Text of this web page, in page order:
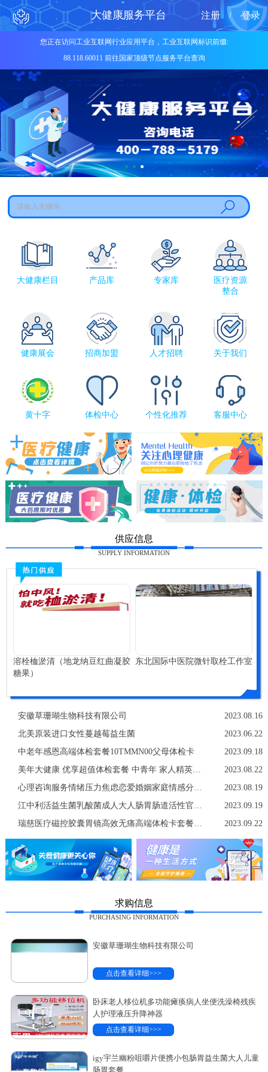
大健康服务平台 注册 / 登录
您正在访问工业互联网行业应用平台，工业互联网标识前缀:
88.118.60011 前往国家顶级节点服务平台查询
大健康栏目 产品库 专家库
医疗资源
整合
健康展会 招商加盟 人才招聘 关于我们
黄十字 体检中心 个性化推荐 客服中心
供应信息
SUPPLY INFORMATION
溶栓桖淤清（地龙纳豆红曲凝胶
糖果）
东北国际中医院微针取栓工作室
安徽草珊瑚生物科技有限公司
2023.08.16
北美原装进口女性蔓越莓益生菌
2023.06.22
中老年感恩高端体检套餐10TMMN00父母体检卡
2023.09.18
美年大健康 优享超值体检套餐 中青年 家人精英白领
2023.08.22
心理咨询服务情绪压力焦虑恋爱婚姻家庭情感分析亲子教育职场
2023.08.19
江中利活益生菌乳酸菌成人大人肠胃肠道活性官方店非调理冻干粉
2023.09.19
瑞慈医疗磁控胶囊胃镜高效无痛高端体检卡套餐中青老年男女士通用
2023.09.22
求购信息
PURCHASING INFORMATION
安徽草珊瑚生物科技有限公司
点击查看详细>>>
卧床老人移位机多功能瘫痪病人坐便洗澡椅残疾
人护理液压升降神器
点击查看详细>>>
igy宇兰幽粉咀嚼片便携小包肠胃益生菌大人儿童
肠胃套餐